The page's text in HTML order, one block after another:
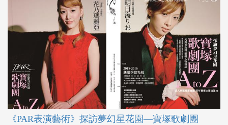
《PAR表演藝術》探訪夢幻星花園—寶塚歌劇團